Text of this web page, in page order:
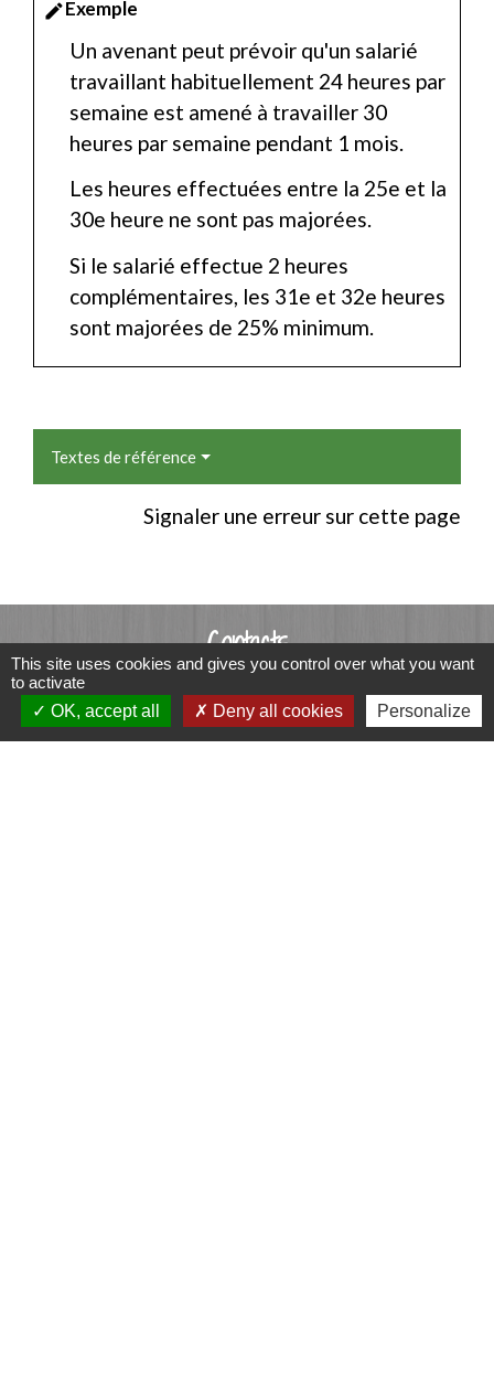
editExemple
Un avenant peut prévoir qu'un salarié
travaillant habituellement 24 heures par
semaine est amené à travailler 30
heures par semaine pendant 1 mois.
Les heures effectuées entre la 25e et la
30e heure ne sont pas majorées.
Si le salarié effectue 2 heures
complémentaires, les 31e et 32e heures
sont majorées de 25% minimum.
Textes de référence
Signaler une erreur sur cette page
Contacts
14 rue de Normandie - LUITRE
35133 Luitré-Dompierre - FRANCE
This site uses cookies and gives you control over what you want
to activate
OK, accept all
Deny all cookies Personalize